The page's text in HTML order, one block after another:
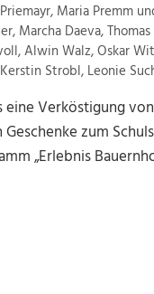
Maria Premm
Marcha Daeva,
Alwin Walz, Oskar
Strobl, Leonie
eine Verköstigung
zum
„Erlebnis